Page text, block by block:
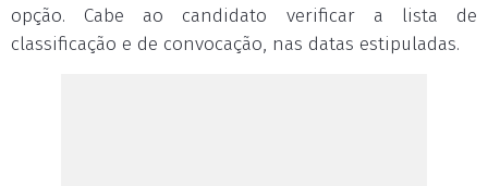
opção. Cabe ao candidato verificar a lista de
classificação e de convocação, nas datas estipuladas.